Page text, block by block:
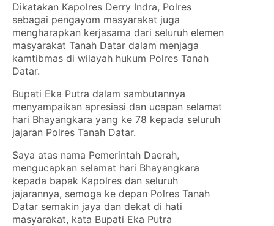
Dikatakan Kapolres Derry Indra, Polres
sebagai pengayom masyarakat juga
mengharapkan kerjasama dari seluruh elemen
masyarakat Tanah Datar dalam menjaga
kamtibmas di wilayah hukum Polres Tanah
Datar.
Bupati Eka Putra dalam sambutannya
menyampaikan apresiasi dan ucapan selamat
hari Bhayangkara yang ke 78 kepada seluruh
jajaran Polres Tanah Datar.
Saya atas nama Pemerintah Daerah,
mengucapkan selamat hari Bhayangkara
kepada bapak Kapolres dan seluruh
jajarannya, semoga ke depan Polres Tanah
Datar semakin jaya dan dekat di hati
masyarakat, kata Bupati Eka Putra